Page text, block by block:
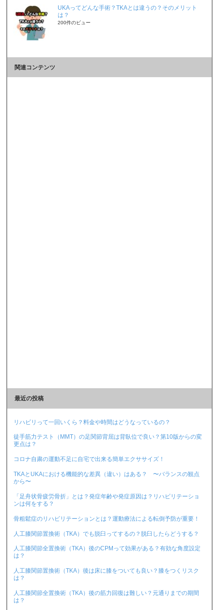
UKAってどんな手術？TKAとは違うの？そのメリット
は？
200件のビュー
関連コンテンツ
最近の投稿
リハビリって一回いくら？料金や時間はどうなっているの？
徒手筋力テスト（MMT）の足関節背屈は背臥位で良い？第10版からの変
更点は？
コロナ自粛の運動不足に自宅で出来る簡単エクササイズ！
TKAとUKAにおける機能的な差異（違い）はある？ 〜バランスの観点
から〜
「足舟状骨疲労骨折」とは？発症年齢や発症原因は？リハビリテーショ
ンは何をする？
骨粗鬆症のリハビリテーションとは？運動療法による転倒予防が重要！
人工膝関節置換術（TKA）でも脱臼ってするの？脱臼したらどうする？
人工膝関節全置換術（TKA）後のCPMって効果がある？有効な角度設定
は？
人工膝関節置換術（TKA）後は床に膝をついても良い？膝をつくリスク
は？
人工膝関節全置換術（TKA）後の筋力回復は難しい？元通りまでの期間
は？